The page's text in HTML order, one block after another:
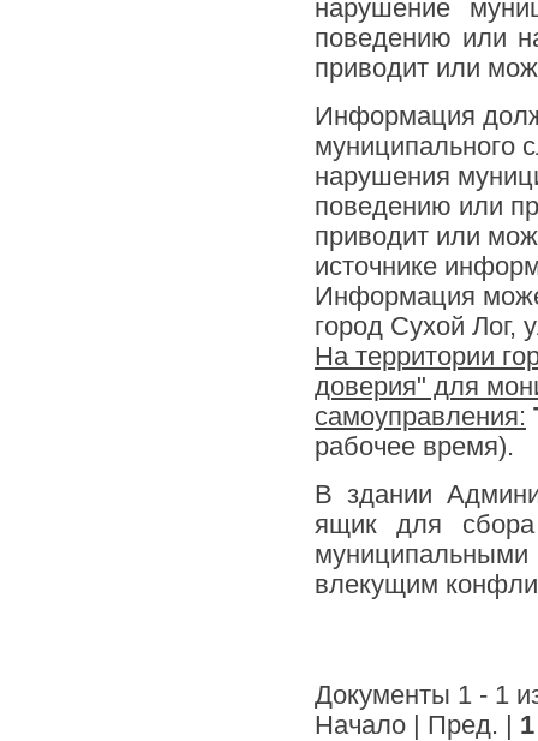
нарушение
поведению или
приводит или
Информация
муниципального
нарушения
поведению или
приводит или
источнике
Информация
город Сухой Лог,
На территории
доверия" для
самоуправления:
рабочее время).
В здании
ящик для
влекущим
Документы 1 - 1
Начало | Пред. | 1